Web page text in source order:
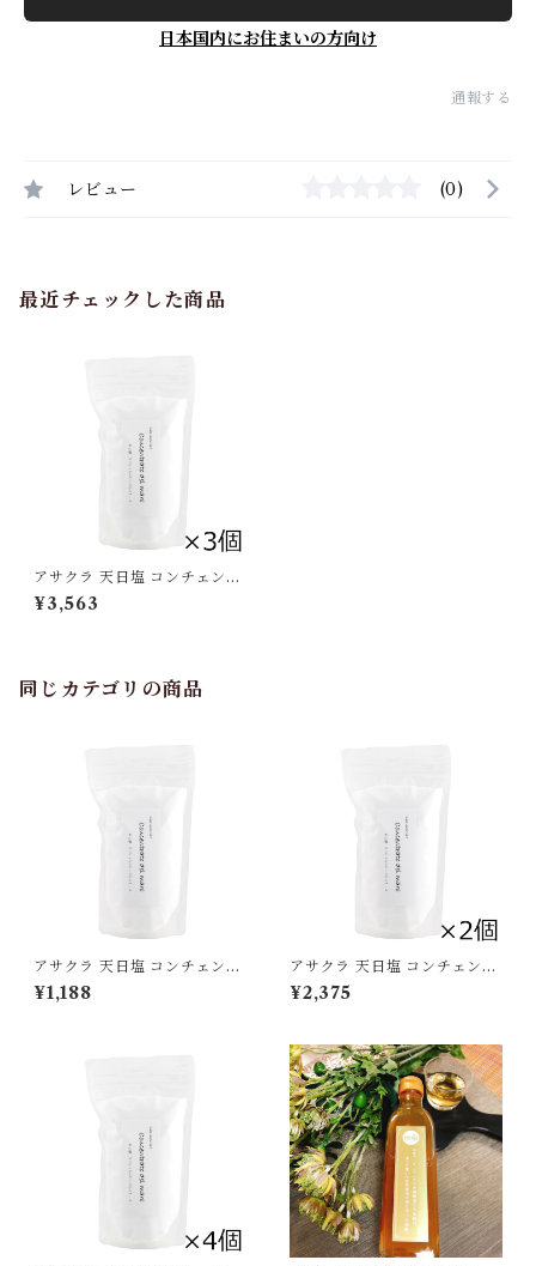
日本国内にお住まいの方向け
通報する
レビュー (0)
最近チェックした商品
アサクラ 天日塩 コンチェント
ラートデルマーレ 500g×3個
セット（1.5kg） サラサラ ま
¥3,563
同じカテゴリの商品
アサクラ 天日塩 コンチェント
ラートデルマーレ 500g サラ
サラ まろやか[宅急便]
¥1,188
アサクラ 天日塩 コンチェント
ラートデルマーレ 500g×2個
セット（1kg） サラサラ まろ
¥2,375